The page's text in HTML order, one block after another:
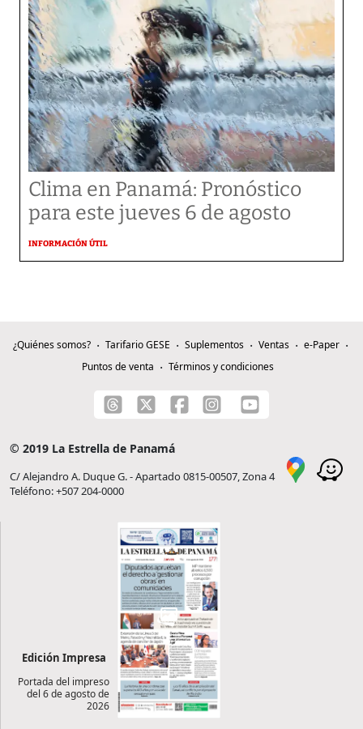
Clima en Panamá: Pronóstico
para este jueves 6 de agosto
INFORMACIÓN ÚTIL
¿Quiénes somos? Tarifario GESE Suplementos Ventas
e-Paper
Puntos de venta
Términos y condiciones
© 2019 La Estrella de Panamá
C/ Alejandro A. Duque G. - Apartado 0815-00507, Zona 4
Teléfono: +507 204-0000
Edición Impresa
Portada del impreso
del 6 de agosto de
2026